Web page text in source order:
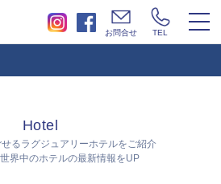
お問合せ TEL
Hotel
るラグジュアリーホテルをご紹介
界中のホテルの最新情報をUP